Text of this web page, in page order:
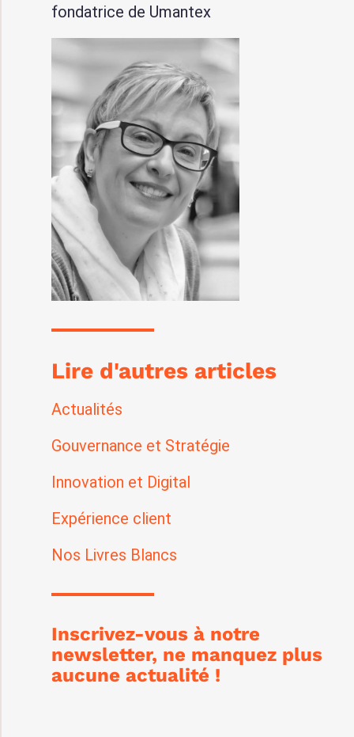
fondatrice de Umantex
Lire d'autres articles
Actualités
Gouvernance et Stratégie
Innovation et Digital
Expérience client
Nos Livres Blancs
Inscrivez-vous à notre
newsletter, ne manquez plus
aucune actualité !